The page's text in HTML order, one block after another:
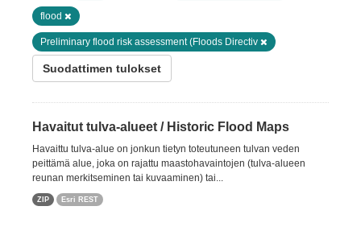
flood
Preliminary flood risk assessment (Floods Directiv
Suodattimen tulokset
Havaitut tulva-alueet / Historic Flood Maps
Havaittu tulva-alue on jonkun tietyn toteutuneen tulvan veden
peittämä alue, joka on rajattu maastohavaintojen (tulva-alueen
reunan merkitseminen tai kuvaaminen) tai...
ZIP Esri REST